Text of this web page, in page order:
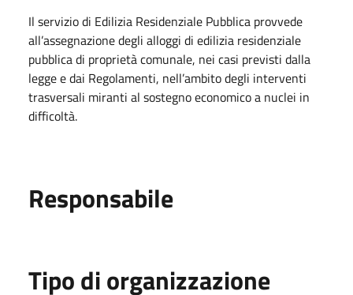
Il servizio di Edilizia Residenziale Pubblica provvede
all’assegnazione degli alloggi di edilizia residenziale
pubblica di proprietà comunale, nei casi previsti dalla
legge e dai Regolamenti, nell’ambito degli interventi
trasversali miranti al sostegno economico a nuclei in
difficoltà.
Responsabile
Tipo di organizzazione